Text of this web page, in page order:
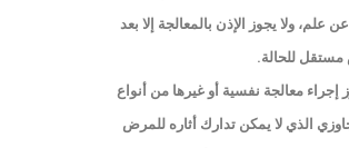
علم، ولا يجوز الإذن بالمعالجة إلا بعد
مستقل للحالة.
إجراء معالجة نفسية أو غيرها من أنواع
الذي لا يمكن تدارك أثاره للمرض